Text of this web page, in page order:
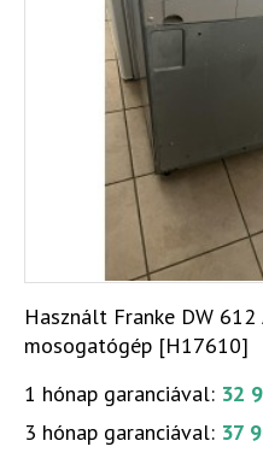
Használt Franke DW
mosogatógép [H17610]
1 hónap garanciával: 32
3 hónap garanciával: 37